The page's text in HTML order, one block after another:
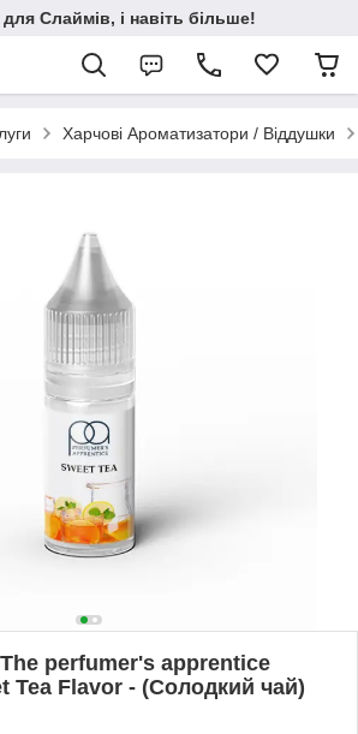
Слаймів, і навіть більше!
Харчові Ароматизатори / Віддушки
perfumer's apprentice
Tea Flavor - (Солодкий чай)